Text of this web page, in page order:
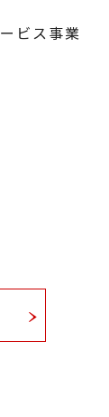
ビス事業